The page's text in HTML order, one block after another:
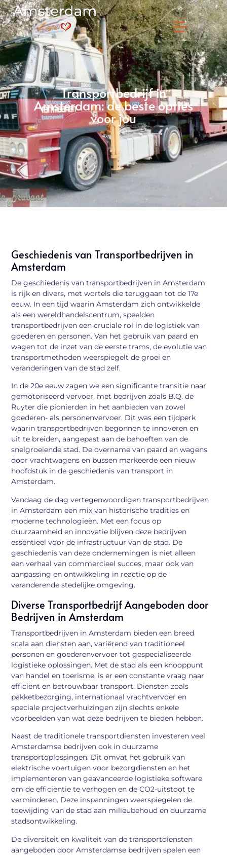
Transportbedrijf in
Amsterdam: de beste opties
voor jou
Geschiedenis van Transportbedrijven in
Amsterdam
De geschiedenis van transportbedrijven in Amsterdam
is rijk en divers, met wortels die teruggaan tot de 17e
eeuw. In een tijd waarin Amsterdam zich ontwikkelde
als een wereldhandelscentrum, speelden
transportbedrijven een cruciale rol in de logistiek van
goederen en personen. Van het gebruik van paard en
wagen tot de inzet van de eerste trams, de evolutie van
transportmethoden weerspiegelt de groei en
veranderingen van de stad zelf.
In de 20e eeuw zagen we een significante transitie naar
gemotoriseerd vervoer, met bedrijven zoals B.Q. de
Ruyter die pionierden in het aanbieden van zowel
goederen- als personenvervoer. Dit was een tijdperk
waarin transportbedrijven begonnen te innoveren en
uit te breiden, aangepast aan de behoeften van de
snelgroeiende stad. De overname van paard en wagens
door vrachtwagens en bussen markeerde een nieuw
hoofdstuk in de geschiedenis van transport in
Amsterdam.
Vandaag de dag vertegenwoordigen transportbedrijven
in Amsterdam een mix van historische tradities en
moderne technologieën. Met een focus op
duurzaamheid en innovatie blijven deze bedrijven
essentieel voor de infrastructuur van de stad. De
geschiedenis van deze ondernemingen is niet alleen
een verhaal van commercieel succes, maar ook van
aanpassing en ontwikkeling in reactie op de
veranderende stedelijke omgeving.
Diverse Transportbedrijf Aangeboden door
Bedrijven in Amsterdam
Transportbedrijven in Amsterdam bieden een breed
scala aan diensten aan, variërend van traditioneel
personen en goederenvervoer tot gespecialiseerde
logistieke oplossingen. Met de stad als een knooppunt
van handel en toerisme, is er een constante vraag naar
efficiënt en betrouwbaar transport. Diensten zoals
pakketbezorging, internationaal vrachtvervoer en
speciale projectverhuizingen zijn slechts enkele
voorbeelden van wat deze bedrijven te bieden hebben.
Naast de traditionele transportdiensten investeren veel
Amsterdamse bedrijven ook in duurzame
transportoplossingen. Dit omvat het gebruik van
elektrische voertuigen voor bezorgdiensten en het
implementeren van geavanceerde logistieke software
om de efficiëntie te verhogen en de CO2-uitstoot te
verminderen. Deze inspanningen weerspiegelen de
toewijding van de stad aan milieubehoud en duurzame
stadsontwikkeling.
De diversiteit en kwaliteit van de transportdiensten
aangeboden door Amsterdamse bedrijven spelen een